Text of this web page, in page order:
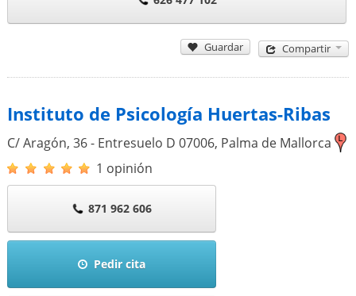
Guardar Compartir
Instituto de Psicología Huertas-Ribas
C/ Aragón, 36 - Entresuelo D 07006, Palma de Mallorca
1 opinión
871 962 606
Pedir cita